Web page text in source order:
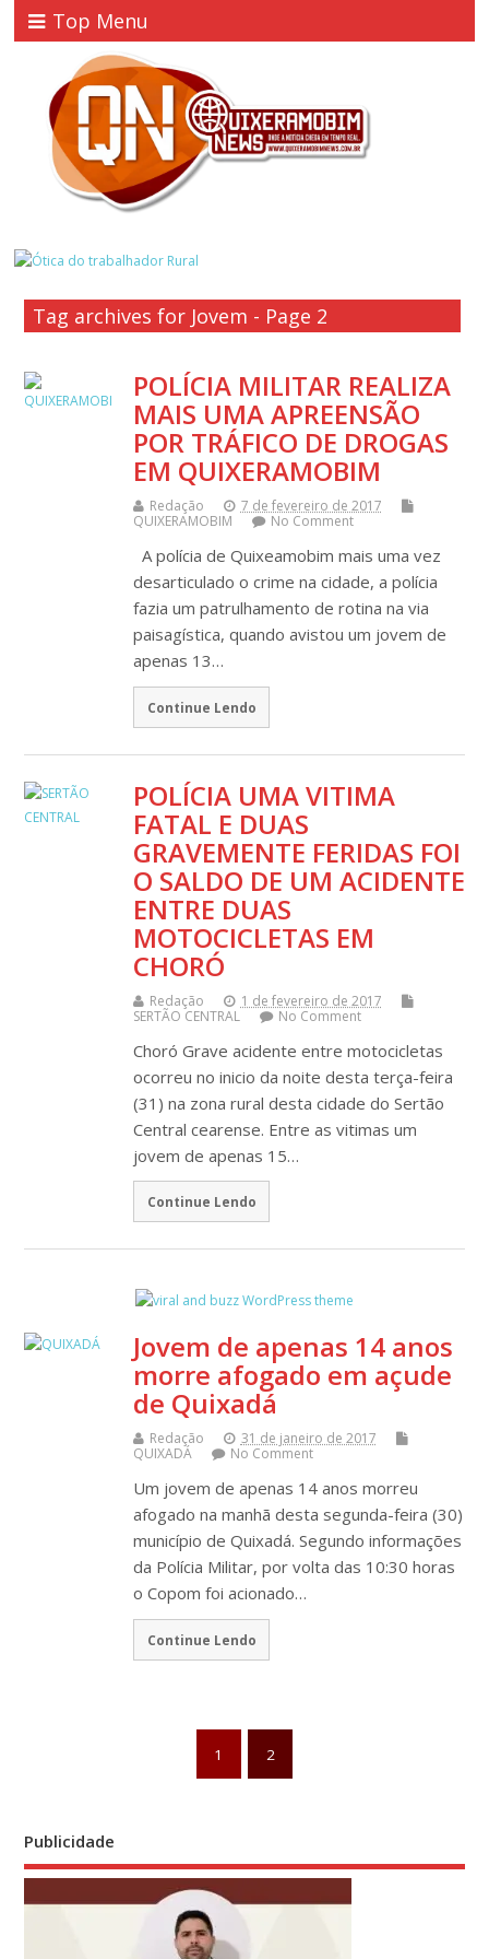
Top Menu
Tag archives for Jovem - Page 2
POLÍCIA MILITAR REALIZA
MAIS UMA APREENSÃO
POR TRÁFICO DE DROGAS
EM QUIXERAMOBIM
Redação
7 de fevereiro de 2017
QUIXERAMOBIM
No Comment
A polícia de Quixeamobim mais uma vez
desarticulado o crime na cidade, a polícia
fazia um patrulhamento de rotina na via
paisagística, quando avistou um jovem de
apenas 13…
Continue Lendo
POLÍCIA UMA VITIMA
FATAL E DUAS
GRAVEMENTE FERIDAS FOI
O SALDO DE UM ACIDENTE
ENTRE DUAS
MOTOCICLETAS EM
CHORÓ
Redação
1 de fevereiro de 2017
SERTÃO CENTRAL
No Comment
Choró Grave acidente entre motocicletas
ocorreu no inicio da noite desta terça-feira
(31) na zona rural desta cidade do Sertão
Central cearense. Entre as vitimas um
jovem de apenas 15…
Continue Lendo
Jovem de apenas 14 anos
morre afogado em açude
de Quixadá
Redação
31 de janeiro de 2017
QUIXADÁ
No Comment
Um jovem de apenas 14 anos morreu
afogado na manhã desta segunda-feira (30)
município de Quixadá. Segundo informações
da Polícia Militar, por volta das 10:30 horas
o Copom foi acionado…
Continue Lendo
1 2
Publicidade